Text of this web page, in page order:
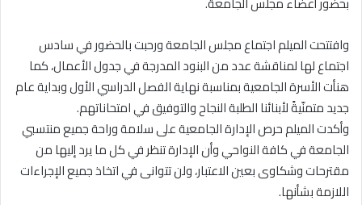
وافتتحت الميلم اجتماع مجلس الجامعة ورحبت بالحضور في سادس
اجتماع لها لمناقشة عدد من البنود المدرجة في جدول الأعمال، كما
هنأت الأسرة الجامعية بمناسبة نهاية الفصل الدراسي الأول وبداية عام
جديد متمنّيةً لأبنائنا الطلبة النجاح والتوفيق في امتحاناتهم.
وأكدت الميلم حرص الإدارة الجامعية على سلامة وراحة جميع منتسبي
الجامعة في كافة النواحي وأن الإدارة تنظر في كل ما يرد إليها من
مقترحات وشكاوى بعين الاعتبار، ولن تتوانى في اتخاذ جميع الإجراءات
اللازمة بشأنها.